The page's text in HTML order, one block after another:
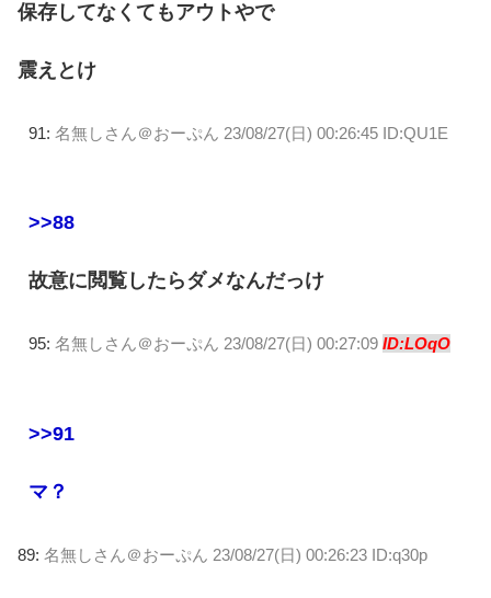
保存してなくてもアウトやで
震えとけ
91: 名無しさん＠おーぷん 23/08/27(日) 00:26:45 ID:QU1E
>>88
故意に閲覧したらダメなんだっけ
95: 名無しさん＠おーぷん 23/08/27(日) 00:27:09 ID:LOqO
>>91
マ？
89: 名無しさん＠おーぷん 23/08/27(日) 00:26:23 ID:q30p